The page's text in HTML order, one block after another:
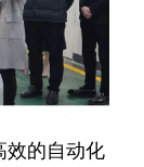
效的自动化